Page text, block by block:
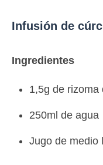
Infusión de
Ingredientes
1,5g de rizoma
250ml de agua
Jugo de medio